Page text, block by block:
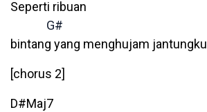
Seperti ribuan
G#
bintang yang menghujam jantungku
[chorus 2]
D#Maj7